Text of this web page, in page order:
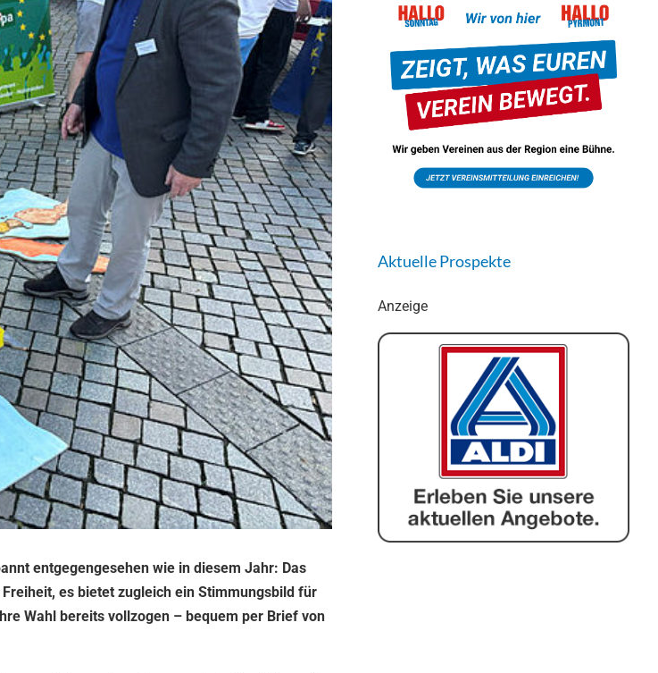
entgegengesehen wie in diesem Jahr: Das
es bietet zugleich ein Stimmungsbild für
Wahl bereits vollzogen – bequem per Brief von
Aktuelle Prospekte
Anzeige